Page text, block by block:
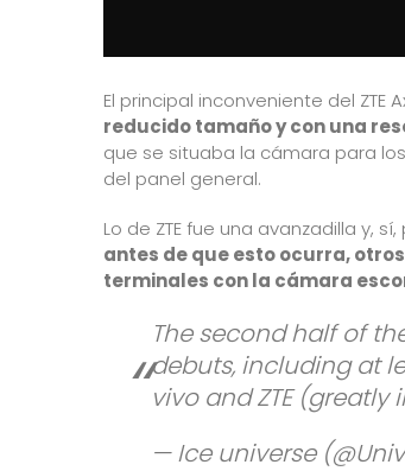
El principal inconveniente del ZTE
reducido tamaño y con una
que se situaba la cámara para
del panel general.
Lo de ZTE fue una avanzadilla y,
antes de que esto ocurra,
terminales con la cámara
The second half of
debuts, including at
vivo and ZTE
— Ice universe